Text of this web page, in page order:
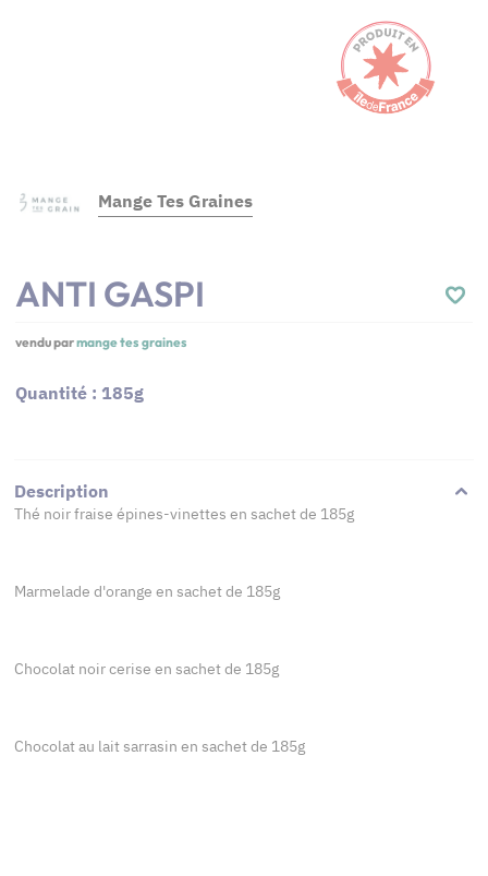
Mange Tes Graines
ANTI GASPI
vendu parmange tes graines
Quantité : 185g
Description
Thé noir fraise épines-vinettes en sachet de 185g
Marmelade d'orange en sachet de 185g
Chocolat noir cerise en sachet de 185g
Chocolat au lait sarrasin en sachet de 185g